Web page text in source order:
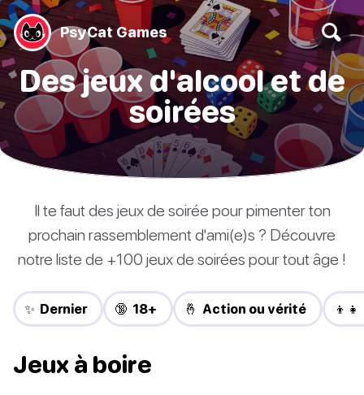
PsyCat Games
Des jeux d'alcool et de
soirées
Il te faut des jeux de soirée pour pimenter ton
prochain rassemblement d'ami(e)s ? Découvre
notre liste de +100 jeux de soirées pour tout âge !
✨ Dernier 🔞 18+ 🤞 Action ou vérité
Jeux à boire